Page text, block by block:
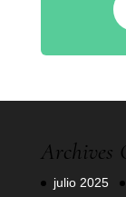
Archives
julio 2025